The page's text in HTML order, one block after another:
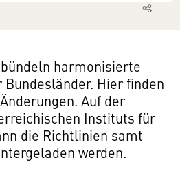
harmonisierte
Hier finden
Auf der
Instituts für
die Richtlinien samt
werden.